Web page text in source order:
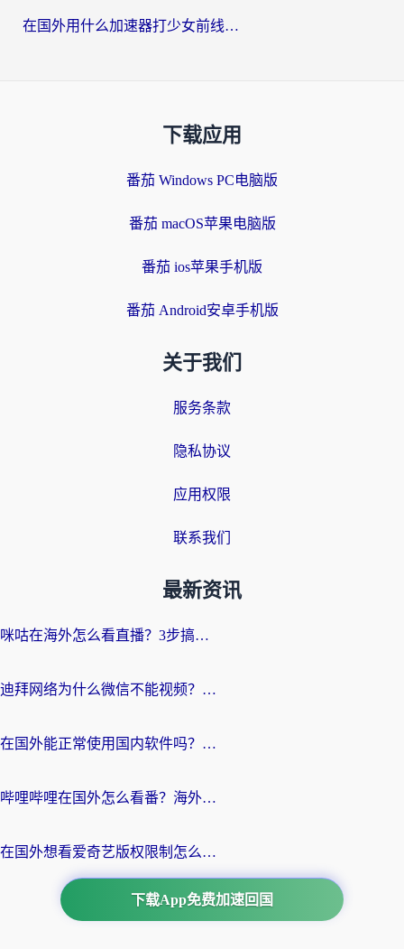
在国外用什么加速器打少女前线：云图计划不卡？一个老玩家的掏心分享
下载应用
番茄 Windows PC电脑版
番茄 macOS苹果电脑版
番茄 ios苹果手机版
番茄 Android安卓手机版
关于我们
服务条款
隐私协议
应用权限
联系我们
最新资讯
咪咕在海外怎么看直播？3步搞定地域限制，还能畅看腾讯视频与国内热剧
迪拜网络为什么微信不能视频？海外党必看的回国加速全攻略
在国外能正常使用国内软件吗？海外党亲测有效的无缝访问指南
哔哩哔哩在国外怎么看番？海外党追剧看片的终极解决方案
在国外想看爱奇艺版权限制怎么办？海外华人必看的追剧自由指南
下载App免费加速回国